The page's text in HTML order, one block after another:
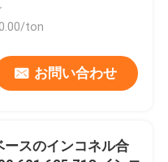
ton
お問い合わせ
ースのインコネル合